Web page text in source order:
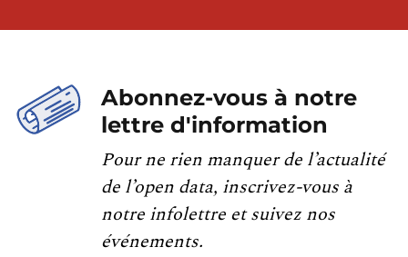
Abonnez-vous à notre
lettre d'information
Pour ne rien manquer de l’actualité
de l’open data, inscrivez-vous à
notre infolettre et suivez nos
événements.